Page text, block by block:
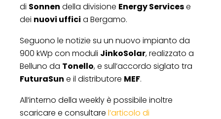
di Sonnen della divisione Energy Servicese
dei nuovi uffici a Bergamo.
Seguono le notizie su un nuovo impianto da
900 kWp con moduli JinkoSolar, realizzato a
Belluno da Tonello, e sull’accordo siglato tra
FuturaSun e il distributore MEF.
All’interno della weekly è possibile inoltre
scaricare e consultare l’articolo di